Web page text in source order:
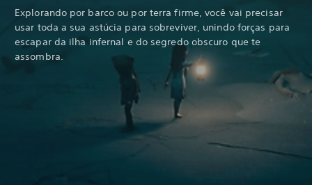
Explorando por barco ou por terra firme, você vai precisar
usar toda a sua astúcia para sobreviver, unindo forças para
escapar da ilha infernal e do segredo obscuro que te
assombra.